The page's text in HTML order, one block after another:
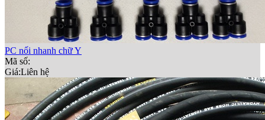
PC nối nhanh chữ Y
Mã số:
Giá:Liên hệ